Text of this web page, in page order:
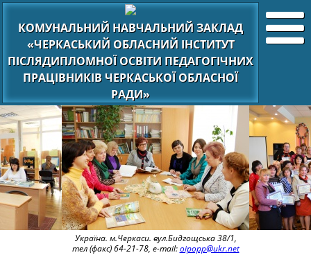
КОМУНАЛЬНИЙ НАВЧАЛЬНИЙ ЗАКЛАД
«ЧЕРКАСЬКИЙ ОБЛАСНИЙ ІНСТИТУТ
ПІСЛЯДИПЛОМНОЇ ОСВІТИ ПЕДАГОГІЧНИХ
ПРАЦІВНИКІВ ЧЕРКАСЬКОЇ ОБЛАСНОЇ
РАДИ»
Україна. м.Черкаси. вул.Бидгощська 38/1,
тел (факс) 64-21-78, e-mail:oipopp@ukr.net